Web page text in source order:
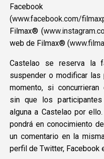
(www.facebook.com/
Filmax® (
web de Filmax® (
Castelao se reserva la
suspender o modificar
momento, si concurrieran
sin que los participantes
alguna a Castelao por
pondrá en conocimiento
un comentario en la
perfil de Twitter, Facebook